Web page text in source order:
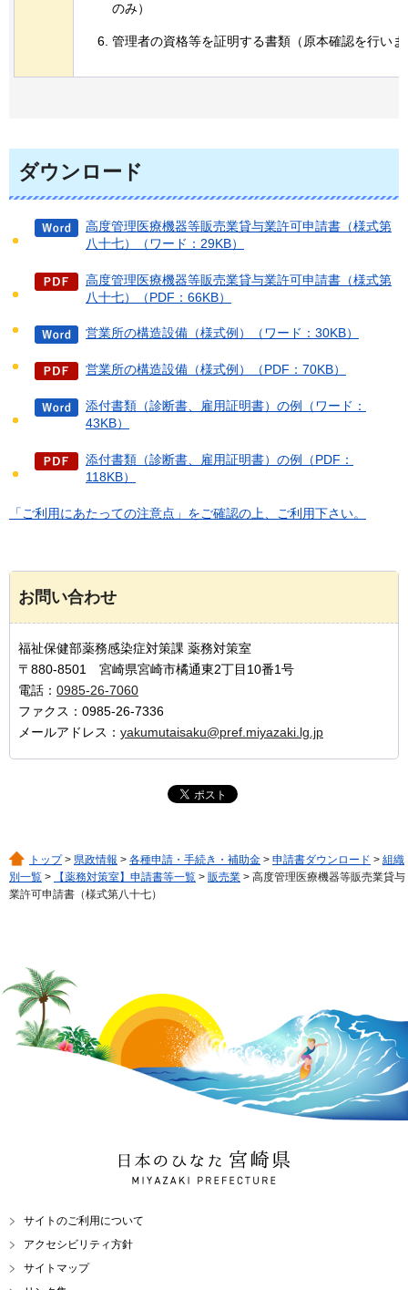
のみ）
管理者の資格等を証明する書類（原本確認を行い
ダウンロード
高度管理医療機器等販売業貸与業許可申請書（様式第
八十七）（ワード：29KB）
高度管理医療機器等販売業貸与業許可申請書（様式第
八十七）（PDF：66KB）
営業所の構造設備（様式例）（ワード：30KB）
営業所の構造設備（様式例）（PDF：70KB）
添付書類（診断書、雇用証明書）の例（ワード：
43KB）
添付書類（診断書、雇用証明書）の例（PDF：
118KB）
「ご利用にあたっての注意点」をご確認の上、ご利用下さい。
お問い合わせ
福祉保健部薬務感染症対策課 薬務対策室
〒880-8501 宮崎県宮崎市橘通東2丁目10番1号
電話： 0985-26-7060
ファクス：0985-26-7336
メールアドレス： yakumutaisaku@pref.miyazaki.lg.jp
トップ> 県政情報 > 各種申請・手続き・補助金 > 申請書ダウンロード > 組織
別一覧 > 【薬務対策室】申請書等一覧 > 販売業 > 高度管理医療機器等販売業貸与
業許可申請書（様式第八十七）
日本のひなた 宮崎県
MIYAZAKI PREFECTURE
サイトのご利用について
アクセシビリティ方針
サイトマップ